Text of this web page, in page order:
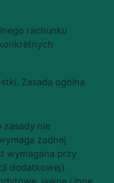
rachunku
Zasada ogólna
zasady nie
żadnej
wymagana przy
dodatkowej).